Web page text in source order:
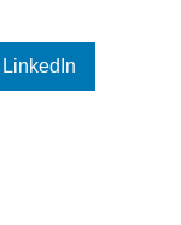
LinkedIn